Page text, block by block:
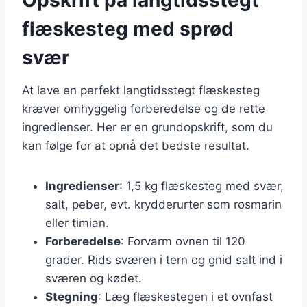
flæskesteg med sprød
svær
At lave en perfekt langtidsstegt flæskesteg
kræver omhyggelig forberedelse og de rette
ingredienser. Her er en grundopskrift, som du
kan følge for at opnå det bedste resultat.
Ingredienser: 1,5 kg flæskesteg med svær,
salt, peber, evt. krydderurter som rosmarin
eller timian.
Forberedelse: Forvarm ovnen til 120
grader. Rids sværen i tern og gnid salt ind i
sværen og kødet.
Stegning: Læg flæskestegen i et ovnfast